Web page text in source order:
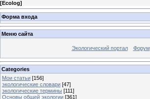
[Ecolog]
Форма входа
Меню сайта
Экологический портал Форум
Categories
Мои статьи [156]
экологические словари [47]
экологические термины [111]
Основы общей экологии [361]